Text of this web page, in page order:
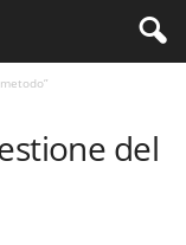
del